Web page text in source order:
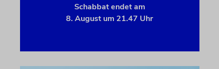
Schabbat endet am
8. August um 21.47 Uhr